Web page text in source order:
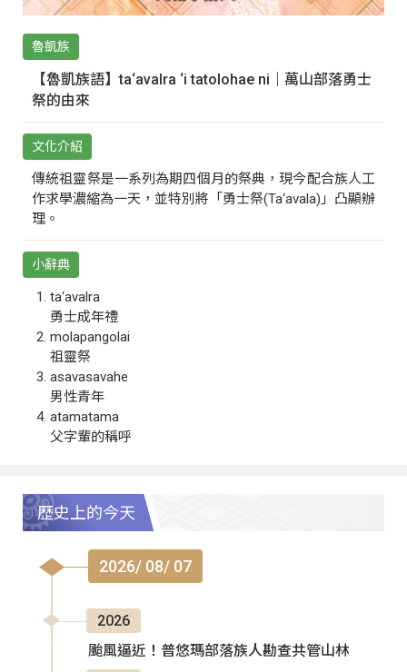
魯凱族
【魯凱族語】ta‘avalra ‘i tatolohae ni｜萬山部落勇士
祭的由來
文化介紹
傳統祖靈祭是一系列為期四個月的祭典，現今配合族人工
作求學濃縮為一天，並特別將「勇士祭(Ta‘avala)」凸顯辦
理。
小辭典
ta‘avalra
勇士成年禮
molapangolai
祖靈祭
asavasavahe
男性青年
atamatama
父字輩的稱呼
歷史上的今天
2026/ 08/ 07
2026
颱風逼近！普悠瑪部落族人勘查共管山林